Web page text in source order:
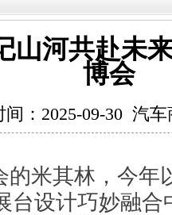
山河共赴未
博会
间：2025-09-30 汽车
的米其林，今年
台设计巧妙融